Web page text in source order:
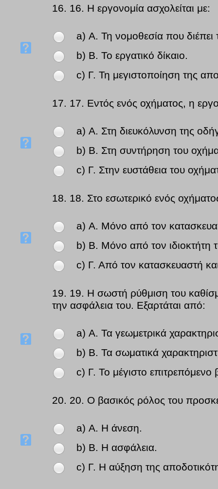
16. 16. Η εργονομία ασχολείται με:
a) Α. Τη νομοθεσία που
b) Β. Το εργατικό δίκαιο.
c) Γ. Τη μεγιστοποίηση της
17. 17. Εντός ενός οχήματος, η
a) Α. Στη διευκόλυνση της
b) Β. Στη συντήρηση του
c) Γ. Στην ευστάθεια του
18. 18. Στο εσωτερικό ενός
a) Α. Μόνο από τον
b) Β. Μόνο από τον ιδιοκτήτη
c) Γ. Από τον κατασκευαστή
19. 19. Η σωστή ρύθμιση του
την ασφάλεια του. Εξαρτάται από:
a) Α. Τα γεωμετρικά
b) Β. Τα σωματικά
c) Γ. Το μέγιστο
20. 20. Ο βασικός ρόλος του
a) Α. Η άνεση.
b) Β. Η ασφάλεια.
c) Γ. Η αύξηση της